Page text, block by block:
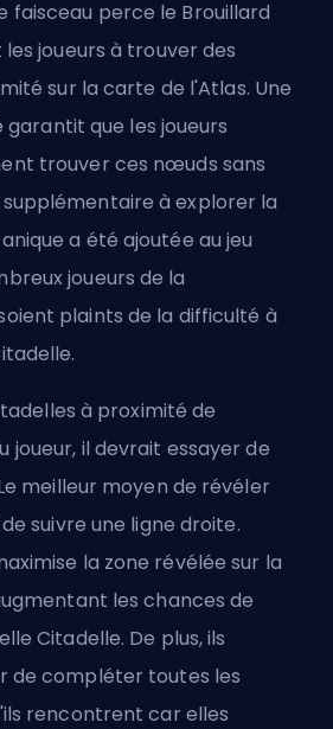
faisceau perce le Brouillard
joueurs à trouver des
sur la carte de l'Atlas. Une
garantit que les joueurs
trouver ces nœuds sans
à explorer la
a été ajoutée au jeu
joueurs de la
plaints de la difficulté à
à proximité de
joueur, il devrait essayer de
meilleur moyen de révéler
suivre une ligne droite.
la zone révélée sur la
les chances de
Citadelle. De plus, ils
de compléter toutes les
rencontrent car elles